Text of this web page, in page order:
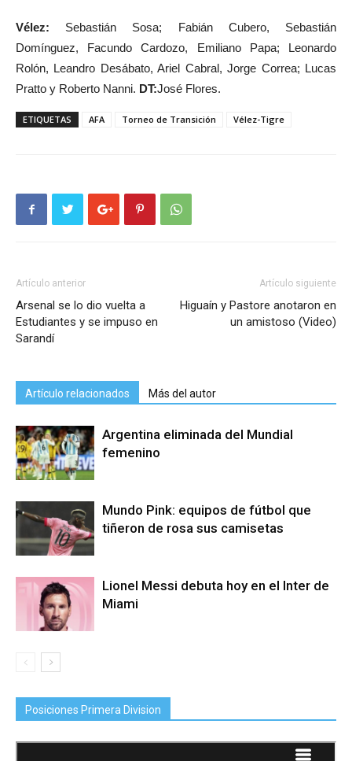
Vélez: Sebastián Sosa; Fabián Cubero, Sebastián
Domínguez, Facundo Cardozo, Emiliano Papa; Leonardo
Rolón, Leandro Desábato, Ariel Cabral, Jorge Correa; Lucas
Pratto y Roberto Nanni. DT:José Flores.
ETIQUETAS AFA Torneo de Transición Vélez-Tigre
Artículo anterior
Arsenal se lo dio vuelta a
Estudiantes y se impuso en
Sarandí
Artículo siguiente
Higuaín y Pastore anotaron en
un amistoso (Video)
Artículo relacionados Más del autor
Argentina eliminada del Mundial
femenino
Mundo Pink: equipos de fútbol que
tiñeron de rosa sus camisetas
Lionel Messi debuta hoy en el Inter de
Miami
Posiciones Primera Division